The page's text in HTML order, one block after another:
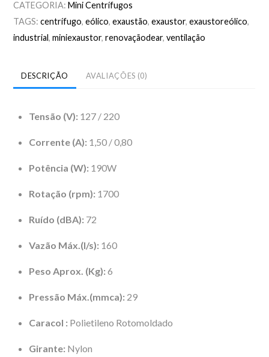
CATEGORIA:Mini Centrífugos
TAGS:centrífugo,eólico,exaustão,exaustor,exaustoreólico,
industrial,miniexaustor,renovaçãodear,ventilação
DESCRIÇÃO AVALIAÇÕES (0)
Tensão (V): 127 / 220
Corrente (A): 1,50 / 0,80
Potência (W): 190W
Rotação (rpm): 1700
Ruído (dBA): 72
Vazão Máx.(l/s): 160
Peso Aprox. (Kg): 6
Pressão Máx.(mmca): 29
Caracol : Polietileno Rotomoldado
Girante: Nylon